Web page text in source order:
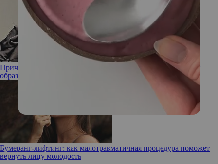
Прическа Малефисенты: Рената Литвинова показала новый
образ
Бумеранг-лифтинг: как малотравматичная процедура поможет
вернуть лицу молодость